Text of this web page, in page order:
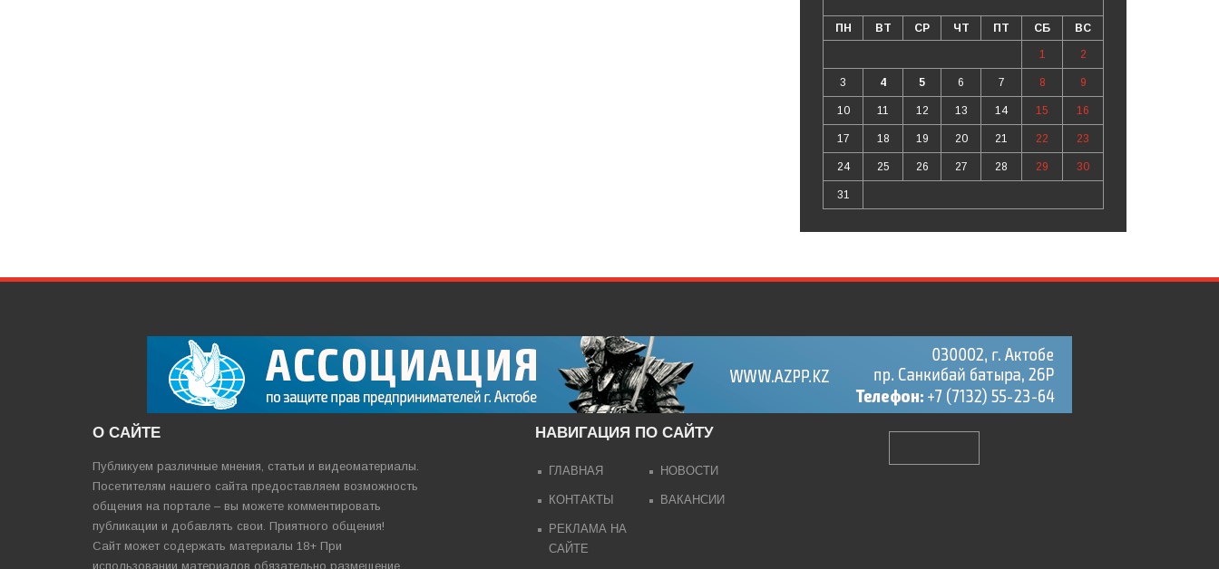
ПН ВТ СР ЧТ ПТ СБ ВС
1 2
3 4 5 6 7 8 9
10 11 12 13 14 15 16
17 18 19 20 21 22 23
24 25 26 27 28 29 30
31
О САЙТЕ
Публикуем различные мнения, статьи и видеоматериалы.
Посетителям нашего сайта предоставляем возможность
общения на портале – вы можете комментировать
публикации и добавлять свои. Приятного общения!
Сайт может содержать материалы 18+ При
использовании материалов обязательно размещение
НАВИГАЦИЯ ПО САЙТУ
ГЛАВНАЯ НОВОСТИ
КОНТАКТЫ ВАКАНСИИ
РЕКЛАМА НА
САЙТЕ